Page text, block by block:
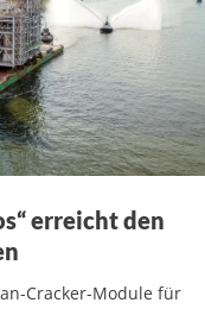
erreicht den
Cracker-Module für